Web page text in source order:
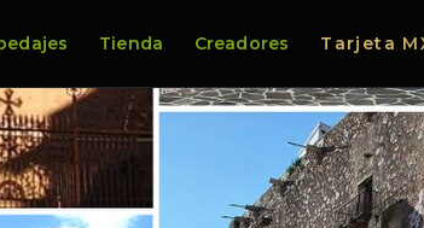
Tienda Creadores Tarjeta